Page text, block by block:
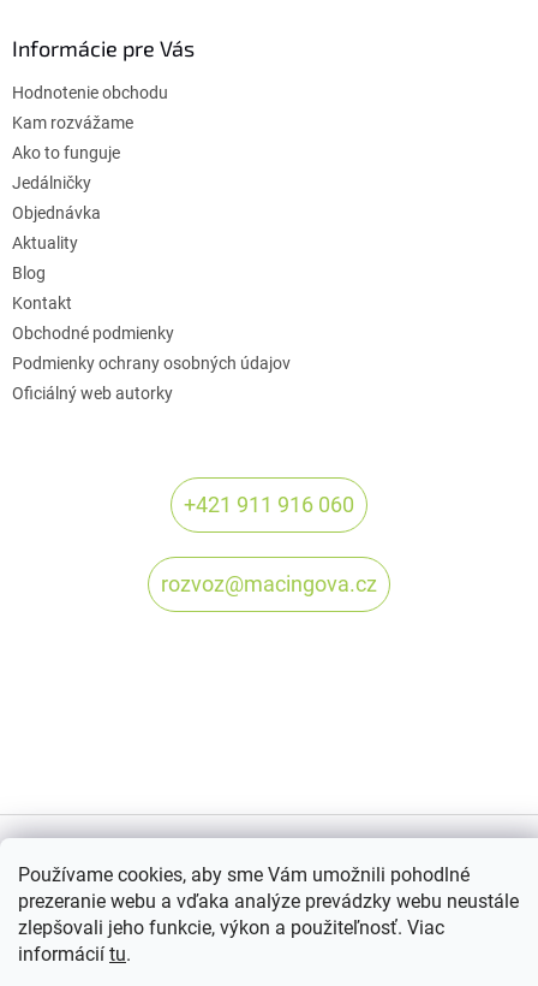
Používame cookies, aby sme Vám umožnili pohodlné
prezeranie webu a vďaka analýze prevádzky webu neustále
zlepšovali jeho funkcie, výkon a použiteľnosť. Viac
informácií tu.
Informácie pre Vás
Hodnotenie obchodu
Kam rozvážame
Ako to funguje
Jedálničky
Objednávka
Aktuality
Blog
Kontakt
Obchodné podmienky
Podmienky ochrany osobných údajov
Oficiálný web autorky
+421 911 916 060
rozvoz@macingova.cz
Vytvoril Shoptet
Copyright 2026